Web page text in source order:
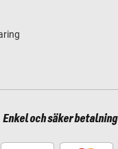
Enkel och säker betalning